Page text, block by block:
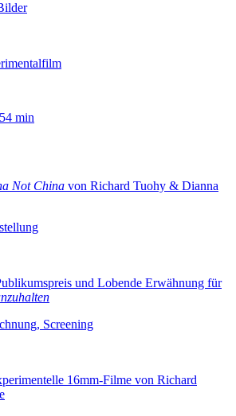
54 min
Not China von Richard Tuohy & Dianna
und Lobende Erwähnung für
Screening
16mm-Filme von Richard